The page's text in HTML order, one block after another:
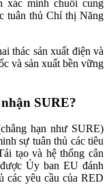
xác minh chuỗi cung
tuân thủ Chỉ thị Năng
thác sản xuất điện và
và sản xuất bền vững
SURE?
hạn như SURE)
sự tuân thủ các tiêu
tạo và hệ thống cân
Ủy ban EU đánh
các yêu cầu của RED